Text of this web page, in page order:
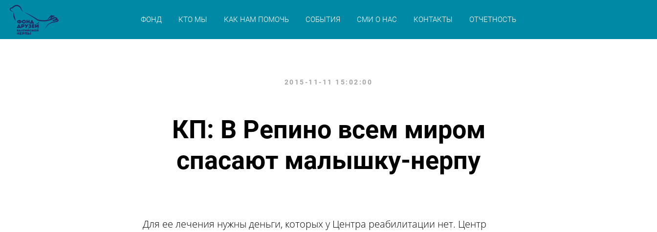
ФОНД КТО МЫ КАК НАМ ПОМОЧЬ СОБЫТИЯ СМИ О НАС КОНТАКТЫ ОТЧЕТНОСТЬ
2015-11-11 15:02:00
КП: В Репино всем миром
спасают малышку-нерпу
Для ее лечения нужны деньги, которых у Центра реабилитации нет. Центр